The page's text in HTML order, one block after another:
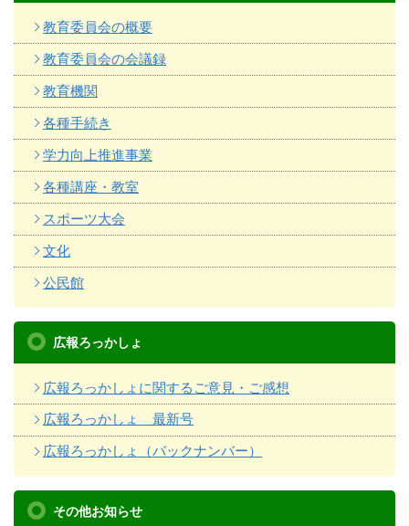
教育委員会の概要
教育委員会の会議録
教育機関
各種手続き
学力向上推進事業
各種講座・教室
スポーツ大会
文化
公民館
広報ろっかしょ
広報ろっかしょに関するご意見・ご感想
広報ろっかしょ 最新号
広報ろっかしょ（バックナンバー）
その他お知らせ